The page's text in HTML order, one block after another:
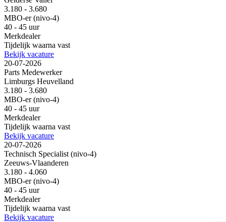
3.180 - 3.680
MBO-er (nivo-4)
40 - 45 uur
Merkdealer
Tijdelijk waarna vast
Bekijk vacature
20-07-2026
Parts Medewerker
Limburgs Heuvelland
3.180 - 3.680
MBO-er (nivo-4)
40 - 45 uur
Merkdealer
Tijdelijk waarna vast
Bekijk vacature
20-07-2026
Technisch Specialist (nivo-4)
Zeeuws-Vlaanderen
3.180 - 4.060
MBO-er (nivo-4)
40 - 45 uur
Merkdealer
Tijdelijk waarna vast
Bekijk vacature